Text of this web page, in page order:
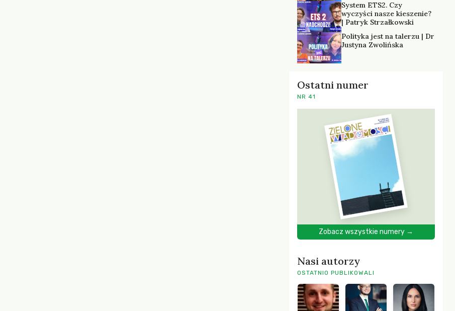
System ETS2. Czy
wyczyści nasze kieszenie?
| Patryk Strzałkowski
Polityka jest na talerzu | Dr
Justyna Zwolińska
Ostatni numer
NR 41
Zobacz wszystkie numery →
Nasi autorzy
OSTATNIO PUBLIKOWALI